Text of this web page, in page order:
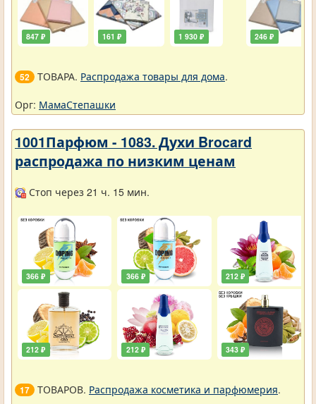
847 ₽ 161 ₽ 1 930 ₽ 246 ₽
52 ТОВАРА. Распродажа товары для дома.
Орг: МамаСтепашки
1001Парфюм - 1083. Духи Brocard
распродажа по низким ценам
Стоп через 21 ч. 15 мин.
366 ₽
212 ₽
366 ₽
212 ₽
212 ₽
343 ₽
17 ТОВАРОВ. Распродажа косметика и парфюмерия.